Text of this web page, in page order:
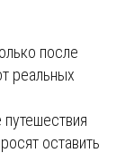
после
реальных
оставить